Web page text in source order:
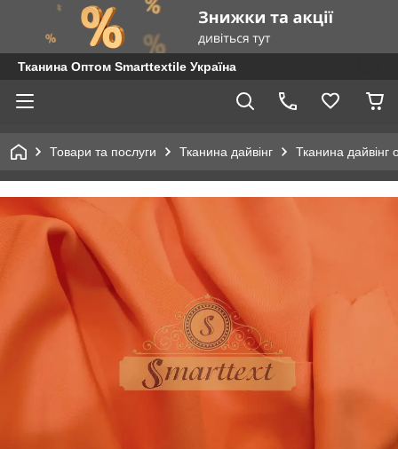
Тканина Оптом Smarttextile Україна
Товари та послуги Тканина дайвінг Тканина дайвінг